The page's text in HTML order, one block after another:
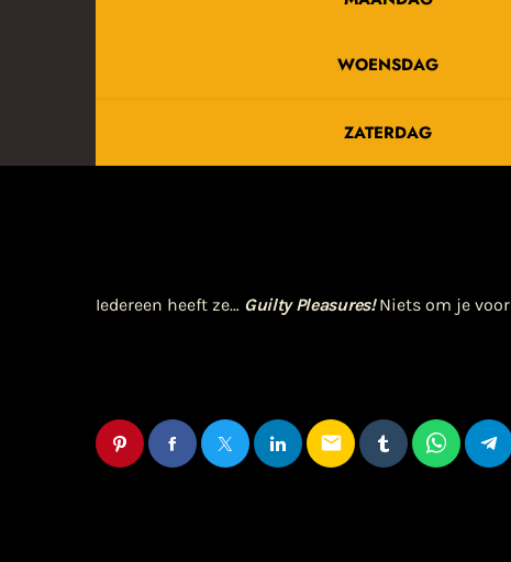
WOENSDAG
ZATERDAG
Iedereen heeft ze… Guilty Pleasures!Niets om je
email